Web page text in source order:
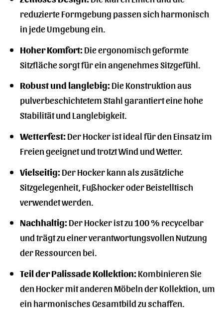
reduzierte Formgebung passen sich harmonisch
in jede Umgebung ein.
Hoher Komfort:Die ergonomisch geformte
Sitzfläche sorgt für ein angenehmes Sitzgefühl.
Robust und langlebig:Die Konstruktion aus
pulverbeschichtetem Stahl garantiert eine hohe
Stabilität und Langlebigkeit.
Wetterfest:Der Hocker ist ideal für den Einsatz im
Freien geeignet und trotzt Wind und Wetter.
Vielseitig:Der Hocker kann als zusätzliche
Sitzgelegenheit, Fußhocker oder Beistelltisch
verwendet werden.
Nachhaltig:Der Hocker ist zu 100 % recycelbar
und trägt zu einer verantwortungsvollen Nutzung
der Ressourcen bei.
Teil der Palissade Kollektion:Kombinieren Sie
den Hocker mit anderen Möbeln der Kollektion, um
ein harmonisches Gesamtbild zu schaffen.